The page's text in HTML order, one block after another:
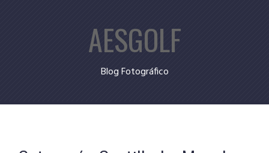
AESGOLF
Blog Fotográfico